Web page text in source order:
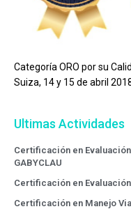
Categoría ORO por su
Suiza, 14 y 15 de abril
Ultimas Actividades
Certificación en
GABYCLAU
Certificación en
Certificación en Manejo